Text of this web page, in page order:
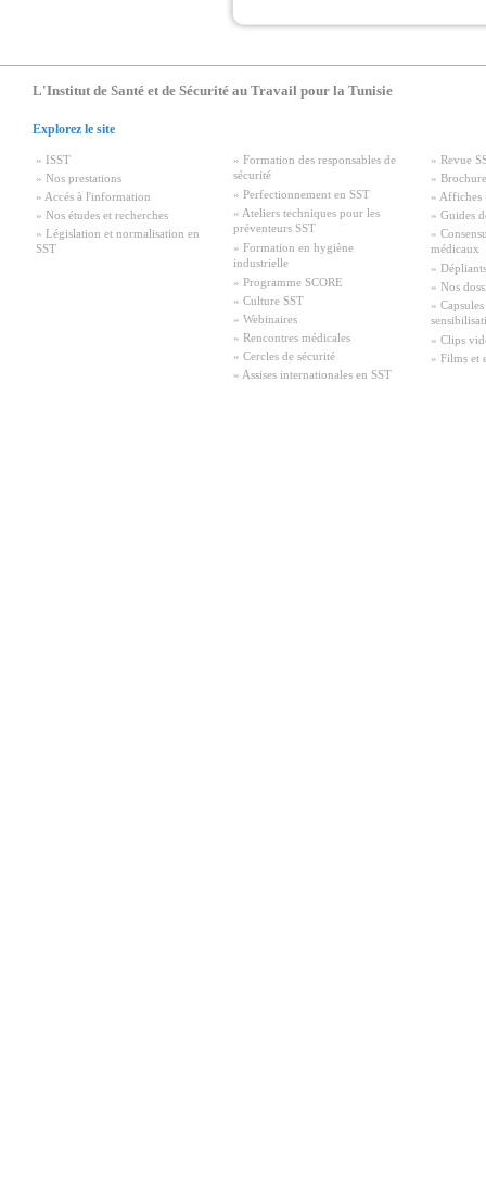
L'Institut de Santé et de Sécurité au Travail pour la Tunisie
Explorez le site
» ISST
» Nos prestations
» Accés à l'information
» Nos études et recherches
» Législation et normalisation en
SST
» Formation des responsables de
sécurité
» Perfectionnement en SST
» Ateliers techniques pour les
préventeurs SST
» Formation en hygiène
industrielle
» Programme SCORE
» Culture SST
» Webinaires
» Rencontres médicales
» Cercles de sécurité
» Assises internationales en SST
» Revue
»
» Affiches
» Guides
»
médicaux
» Dépliants
» Nos
»
» Clips
» Films et